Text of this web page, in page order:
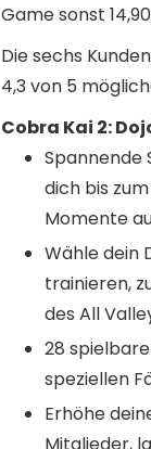
Game sonst
Die sechs
4,3 von 5
Cobra Kai 2:
Spannende
dich bis
Momente
Wähle dein
trainieren,
des All
28
speziellen
Erhöhe
Mitglieder,